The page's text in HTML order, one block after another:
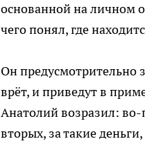
основанной на личном
чего понял, где
Он предусмотрительно
врёт, и приведут в
Анатолий возразил:
вторых, за такие